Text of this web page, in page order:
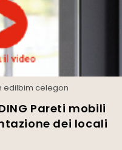
edilbim celegon
Pareti mobili
dei locali